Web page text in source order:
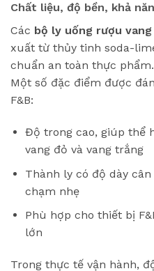
Chất liệu, độ bền, khả
Các bộ ly uống rượu vang
xuất từ thủy tinh soda-
chuẩn an toàn thực phẩm.
Một số đặc điểm được
F&B:
Độ trong cao, giúp thể
vang đỏ và vang trắng
Thành ly có độ dày
chạm nhẹ
Phù hợp cho thiết bị
lớn
Trong thực tế vận hành,